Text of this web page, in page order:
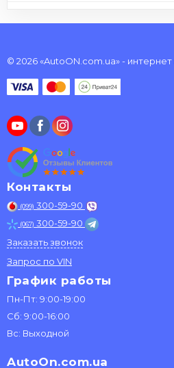
© 2026 «AutoON.com.ua» -
Контакты
(099) 300-59-90
(067) 300-59-90
Заказать звонок
Запрос по VIN
График работы
Пн-Пт: 9:00-19:00
Сб: 9:00-16:00
Вс: Выходной
AutoOn.com.ua